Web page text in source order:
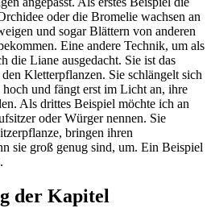
oder die Bromelie wachsen an
und sogar Blättern von anderen
Eine andere Technik, um als
die Liane ausgedacht. Sie ist das
Kletterpflanzen. Sie schlängelt sich
hoch und fängt erst im Licht an, ihre
Als drittes Beispiel möchte ich an
oder Würger nennen. Sie
bringen ihren
sie groß genug sind, um. Ein Beispiel
der Kapitel